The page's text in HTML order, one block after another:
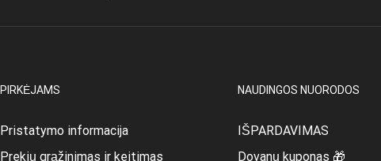
PIRKĖJAMS
Pristatymo informacija
Prekių grąžinimas ir keitimas
NAUDINGOS NUORODOS
IŠPARDAVIMAS
Dovanų kuponas 🎁